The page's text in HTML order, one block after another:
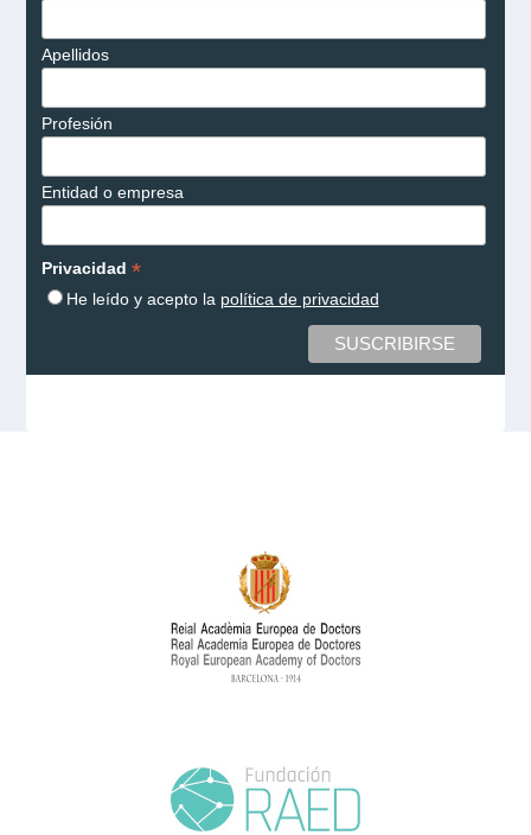
Apellidos
Profesión
Entidad o empresa
Privacidad *
He leído y acepto la política de privacidad